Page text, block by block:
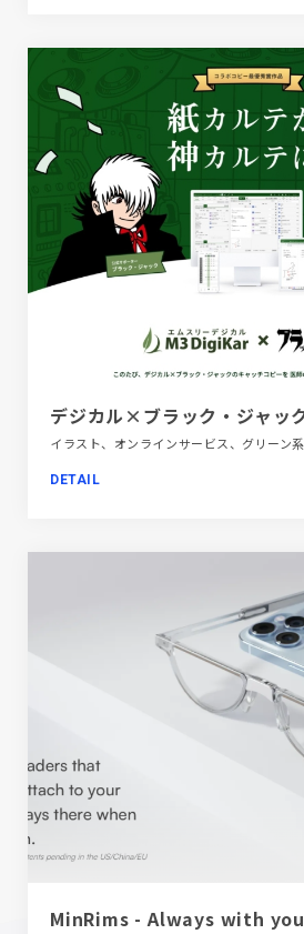
DETAIL
MinRims - Always with you